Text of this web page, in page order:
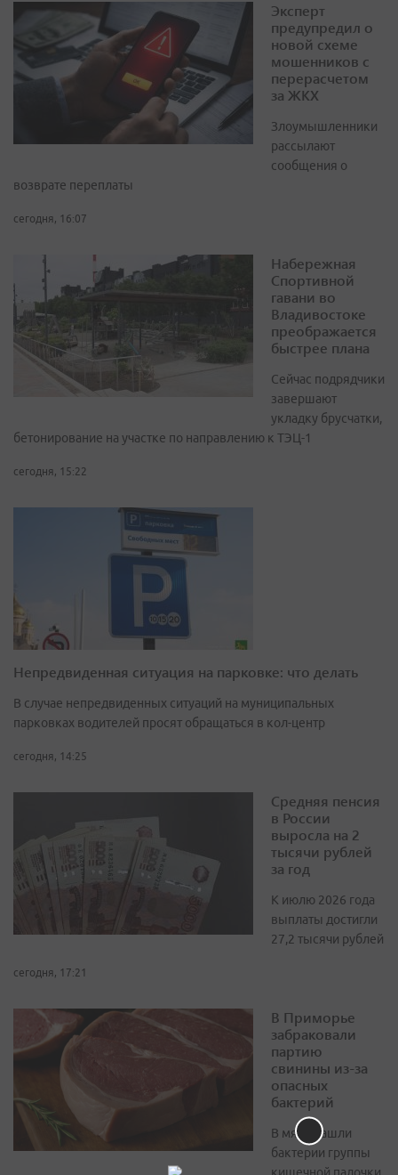
Эксперт
предупредил о
новой схеме
мошенников с
перерасчетом
за ЖКХ
Злоумышленники
рассылают
сообщения о
возврате переплаты
сегодня, 16:07
Набережная
Спортивной
гавани во
Владивостоке
преображается
быстрее плана
Сейчас подрядчики
завершают
укладку брусчатки,
бетонирование на участке по направлению к ТЭЦ-1
сегодня, 15:22
Непредвиденная ситуация на парковке: что делать
В случае непредвиденных ситуаций на муниципальных
парковках водителей просят обращаться в кол-центр
сегодня, 14:25
Средняя пенсия
в России
выросла на 2
тысячи рублей
за год
К июлю 2026 года
выплаты достигли
27,2 тысячи рублей
сегодня, 17:21
В Приморье
забраковали
партию
свинины из-за
опасных
бактерий
В мясе нашли
бактерии группы